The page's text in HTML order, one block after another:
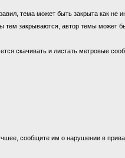
тема может быть закрыта как не
закрываются, автор темы может
скачивать и листать метровые
сообщите им о нарушении в